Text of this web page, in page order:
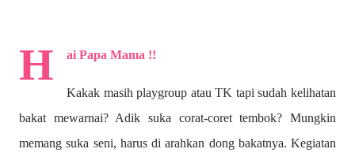
H ai Papa Mama !!
Kakak masih playgroup atau TK tapi sudah kelihatan
bakat mewarnai? Adik suka corat-coret tembok? Mungkin
memang suka seni, harus di arahkan dong bakatnya. Kegiatan